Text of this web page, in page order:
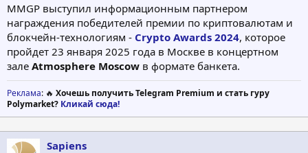
MMGP выступил информационным партнером
награждения победителей премии по криптовалютам и
блокчейн-технологиям - Crypto Awards 2024, которое
пройдет 23 января 2025 года в Москве в концертном
зале Atmosphere Moscow в формате банкета.
Реклама: 🔥 Хочешь получить Telegram Premium и стать гуру
Polymarket? Кликай сюда!
Sapiens